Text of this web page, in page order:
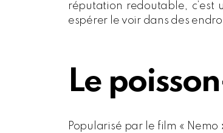
réputation redoutable, c’est
espérer le voir dans des
Le
Popularisé par le film « Nemo